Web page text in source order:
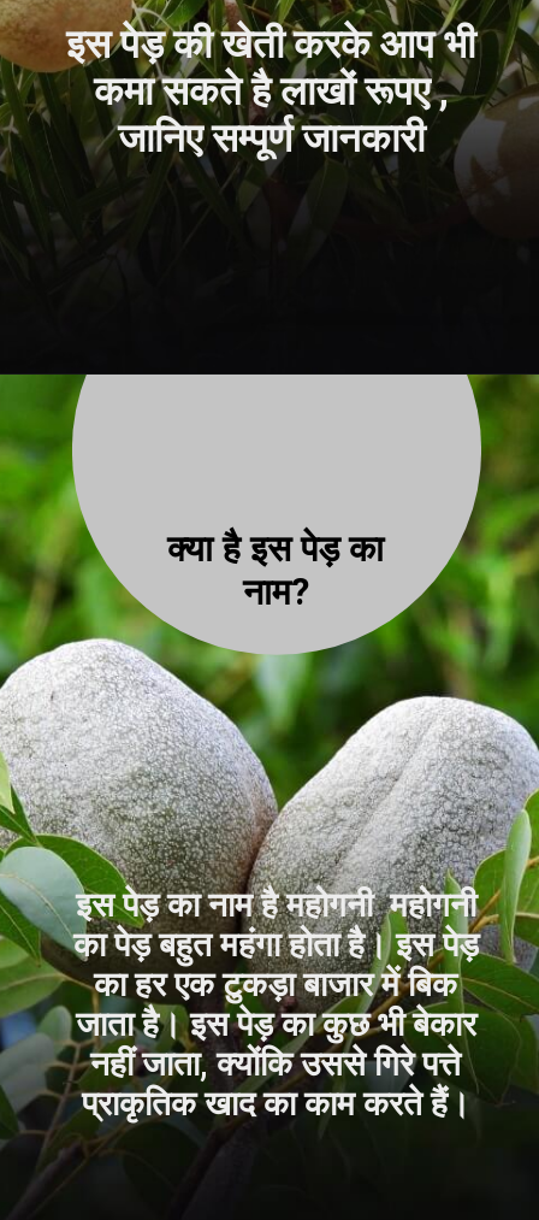
इस पेड़ की खेती करके आप भी
कमा सकते है लाखों रूपए ,
जानिए सम्पूर्ण जानकारी
क्या है इस पेड़ का
नाम?
इस पेड़ का नाम है महोगनी महोगनी
का पेड़ बहुत महंगा होता है। इस पेड़
का हर एक टुकड़ा बाजार में बिक
जाता है। इस पेड़ का कुछ भी बेकार
नहीं जाता, क्योंकि उससे गिरे पत्ते
प्राकृतिक खाद का काम करते हैं।